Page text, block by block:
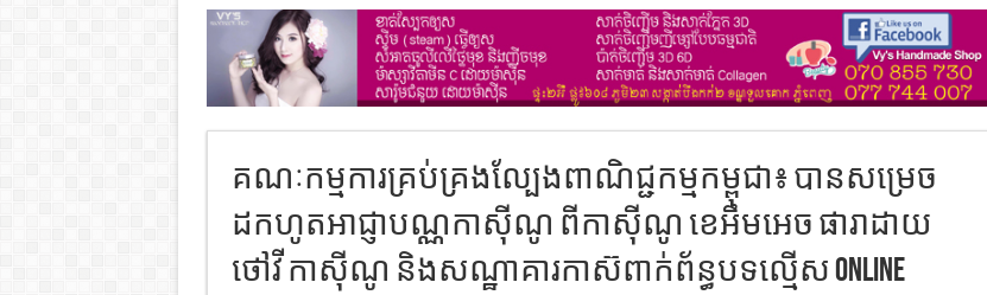
គណៈកម្មការគ្រប់គ្រងល្បែងពាណិជ្ជកម្មកម្ពុជា៖​ បានសម្រេច
ដកហូតអាជ្ញាបណ្ណកាស៊ីណូ ពីកាស៊ីណូ ខេអឹមអេច ផារាដាយ
ថៅវី កាស៊ីណូ និងសណ្ឋាគារកាស៊ពាក់ព័ន្ធបទល្មើស Online